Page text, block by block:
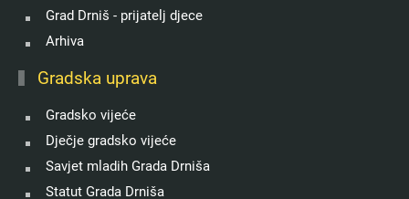
Grad Drniš - prijatelj djece
Arhiva
Gradska uprava
Gradsko vijeće
Dječje gradsko vijeće
Savjet mladih Grada Drniša
Statut Grada Drniša